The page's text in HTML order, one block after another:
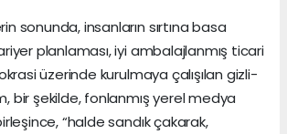
sonunda, insanların sırtına basa
planlaması, iyi ambalajlanmış ticari
üzerinde kurulmaya çalışılan gizli-
bir şekilde, fonlanmış yerel medya
“halde sandık çakarak,